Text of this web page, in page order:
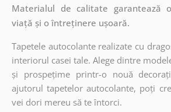
Materialul de calitate garantează
viață și o întreținere ușoară.
Tapetele autocolante realizate cu
interiorul casei tale. Alege dintre
și prospețime printr-o nouă
ajutorul tapetelor autocolante, poți
vei dori mereu să te întorci.